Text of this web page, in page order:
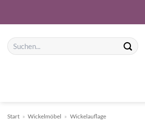
Suchen
nach:
Start » Wickelmöbel » Wickelauflage